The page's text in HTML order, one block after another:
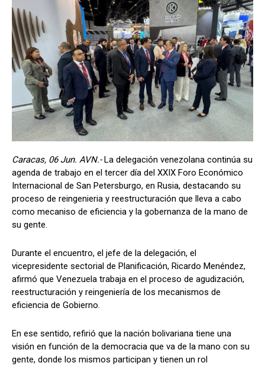
Caracas, 06 Jun. AVN.-La delegación venezolana continúa su
agenda de trabajo en el tercer día del XXIX Foro Económico
Internacional de San Petersburgo, en Rusia, destacando su
proceso de reingenieria y reestructuración que lleva a cabo
como mecaniso de eficiencia y la gobernanza de la mano de
su gente.
Durante el encuentro, el jefe de la delegación, el
vicepresidente sectorial de Planificación, Ricardo Menéndez,
afirmó que Venezuela trabaja en el proceso de agudización,
reestructuración y reingeniería de los mecanismos de
eficiencia de Gobierno.
En ese sentido, refirió que la nación bolivariana tiene una
visión en función de la democracia que va de la mano con su
gente, donde los mismos participan y tienen un rol